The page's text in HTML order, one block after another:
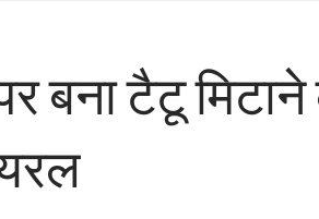
बना टैटू